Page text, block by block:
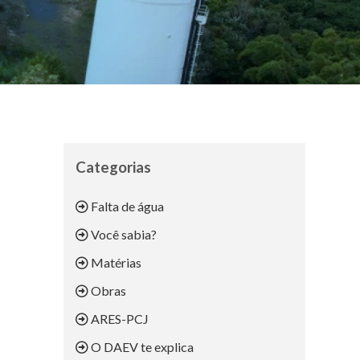
Categorias
Falta de água
Você sabia?
Matérias
Obras
ARES-PCJ
O DAEV te explica